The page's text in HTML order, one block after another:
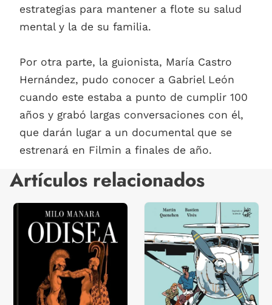
estrategias para mantener a flote su salud
mental y la de su familia.
Por otra parte, la guionista, María Castro
Hernández, pudo conocer a Gabriel León
cuando este estaba a punto de cumplir 100
años y grabó largas conversaciones con él,
que darán lugar a un documental que se
estrenará en Filmin a finales de año.
Artículos relacionados